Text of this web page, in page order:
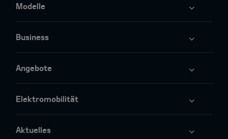
Modelle
Business
Angebote
Elektromobilität
Aktuelles